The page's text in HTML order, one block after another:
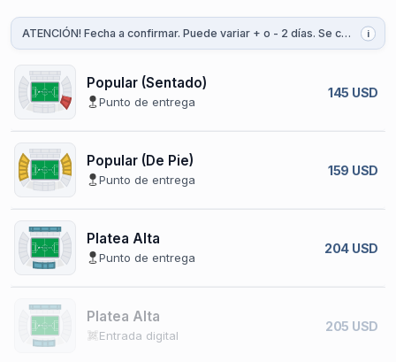
ATENCIÓN! Fecha a confirmar. Puede variar + o - 2 días. Se confirmará 1 o 2 semanas antes del partido. i
Popular (Sentado)
Punto de entrega
145 USD
Popular (De Pie)
Punto de entrega
159 USD
Platea Alta
Punto de entrega
204 USD
Platea Alta
Entrada digital
205 USD